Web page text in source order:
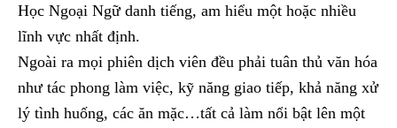
Học Ngoại Ngữ danh tiếng, am hiểu một hoặc nhiều
lĩnh vực nhất định.
Ngoài ra mọi phiên dịch viên đều phải tuân thủ văn hóa
như tác phong làm việc, kỹ năng giao tiếp, khả năng xử
lý tình huống, các ăn mặc…tất cả làm nổi bật lên một